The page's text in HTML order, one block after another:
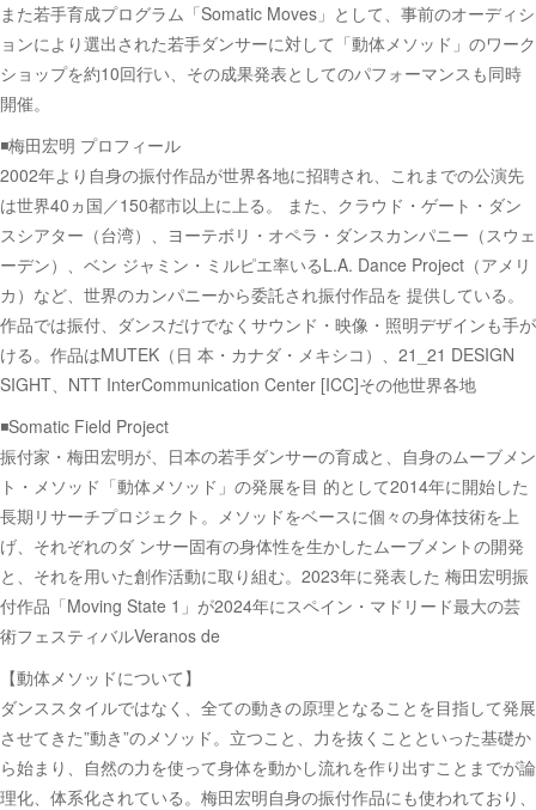
また若手育成プログラム「Somatic Moves」として、事前のオーディシ
ョンにより選出された若手ダンサーに対して「動体メソッド」のワーク
ショップを約10回行い、その成果発表としてのパフォーマンスも同時
開催。
◾️梅田宏明 プロフィール
2002年より自身の振付作品が世界各地に招聘され、これまでの公演先
は世界40ヵ国／150都市以上に上る。 また、クラウド・ゲート・ダン
スシアター（台湾）、ヨーテボリ・オペラ・ダンスカンパニー（スウェ
ーデン）、ベン ジャミン・ミルピエ率いるL.A. Dance Project（アメリ
カ）など、世界のカンパニーから委託され振付作品を 提供している。
作品では振付、ダンスだけでなくサウンド・映像・照明デザインも手が
ける。作品はMUTEK（日 本・カナダ・メキシコ）、21_21 DESIGN
SIGHT、NTT InterCommunication Center [ICC]その他世界各地
◾️Somatic Field Project
振付家・梅田宏明が、日本の若手ダンサーの育成と、自身のムーブメン
ト・メソッド「動体メソッド」の発展を目 的として2014年に開始した
長期リサーチプロジェクト。メソッドをベースに個々の身体技術を上
げ、それぞれのダ ンサー固有の身体性を生かしたムーブメントの開発
と、それを用いた創作活動に取り組む。2023年に発表した 梅田宏明振
付作品「Moving State 1」が2024年にスペイン・マドリード最大の芸
術フェスティバルVeranos de
【動体メソッドについて】
ダンススタイルではなく、全ての動きの原理となることを目指して発展
させてきた”動き”のメソッド。立つこと、力を抜くことといった基礎か
ら始まり、自然の力を使って身体を動かし流れを作り出すことまでが論
理化、体系化されている。梅田宏明自身の振付作品にも使われており、